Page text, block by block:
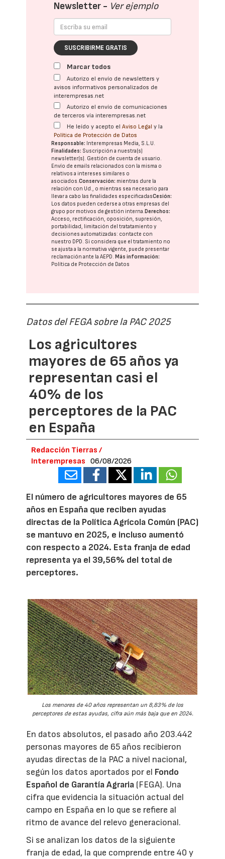
Newsletter - Ver ejemplo
SUSCRIBIRME GRATIS
Marcar todos
Autorizo el envío de newsletters y
avisos informativos personalizados de
interempresas.net
Autorizo el envío de comunicaciones
de terceros vía interempresas.net
He leído y acepto elAviso Legal y la
Política de Protección de Datos
Responsable: Interempresas Media, S.L.U.
Finalidades: Suscripción a nuestra(s)
newsletter(s). Gestión de cuenta de usuario.
Envío de emails relacionados con la misma o
relativos a intereses similares o
asociados.Conservación: mientras dure la
relación con Ud., o mientras sea necesario para
llevar a cabo las finalidades especificadasCesión:
Los datos pueden cederse a otras empresas del
grupo por motivos de gestión interna. Derechos:
Acceso, rectificación, oposición, supresión,
portabilidad, limitación del tratatamiento y
decisiones automatizadas: contacte con
nuestro DPD. Si considera que el tratamiento no
se ajusta a la normativa vigente, puede presentar
reclamación ante laAEPD. Más información:
Política de Protección de Datos
Datos del FEGA sobre la PAC 2025
Los agricultores
mayores de 65 años ya
representan casi el
40% de los
perceptores de la PAC
en España
Redacción Tierras /
Interempresas
06/08/2026
El número de agricultores mayores de 65
años en España que reciben ayudas
directas de la Política Agrícola Común (PAC)
se mantuvo en 2025, e incluso aumentó
con respecto a 2024. Esta franja de edad
representa ya el 39,56% del total de
perceptores.
Los menores de 40 años representan un 8,83% de los
perceptores de estas ayudas, cifra aún más baja que en 2024.
En datos absolutos, el pasado año 203.442
personas mayores de 65 años recibieron
ayudas directas de la PAC a nivel nacional,
según los datos aportados por el Fondo
Español de Garantía Agraria (FEGA). Una
cifra que evidencia la situación actual del
campo en España en lo que se refiere al
ritmo de avance del relevo generacional.
Si se analizan los datos de la siguiente
franja de edad, la que comprende entre 40 y